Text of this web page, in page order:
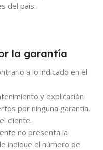
del país.
la garantía
a lo indicado en el
y explicación
por ninguna garantía,
cliente.
no presenta la
indique el número de